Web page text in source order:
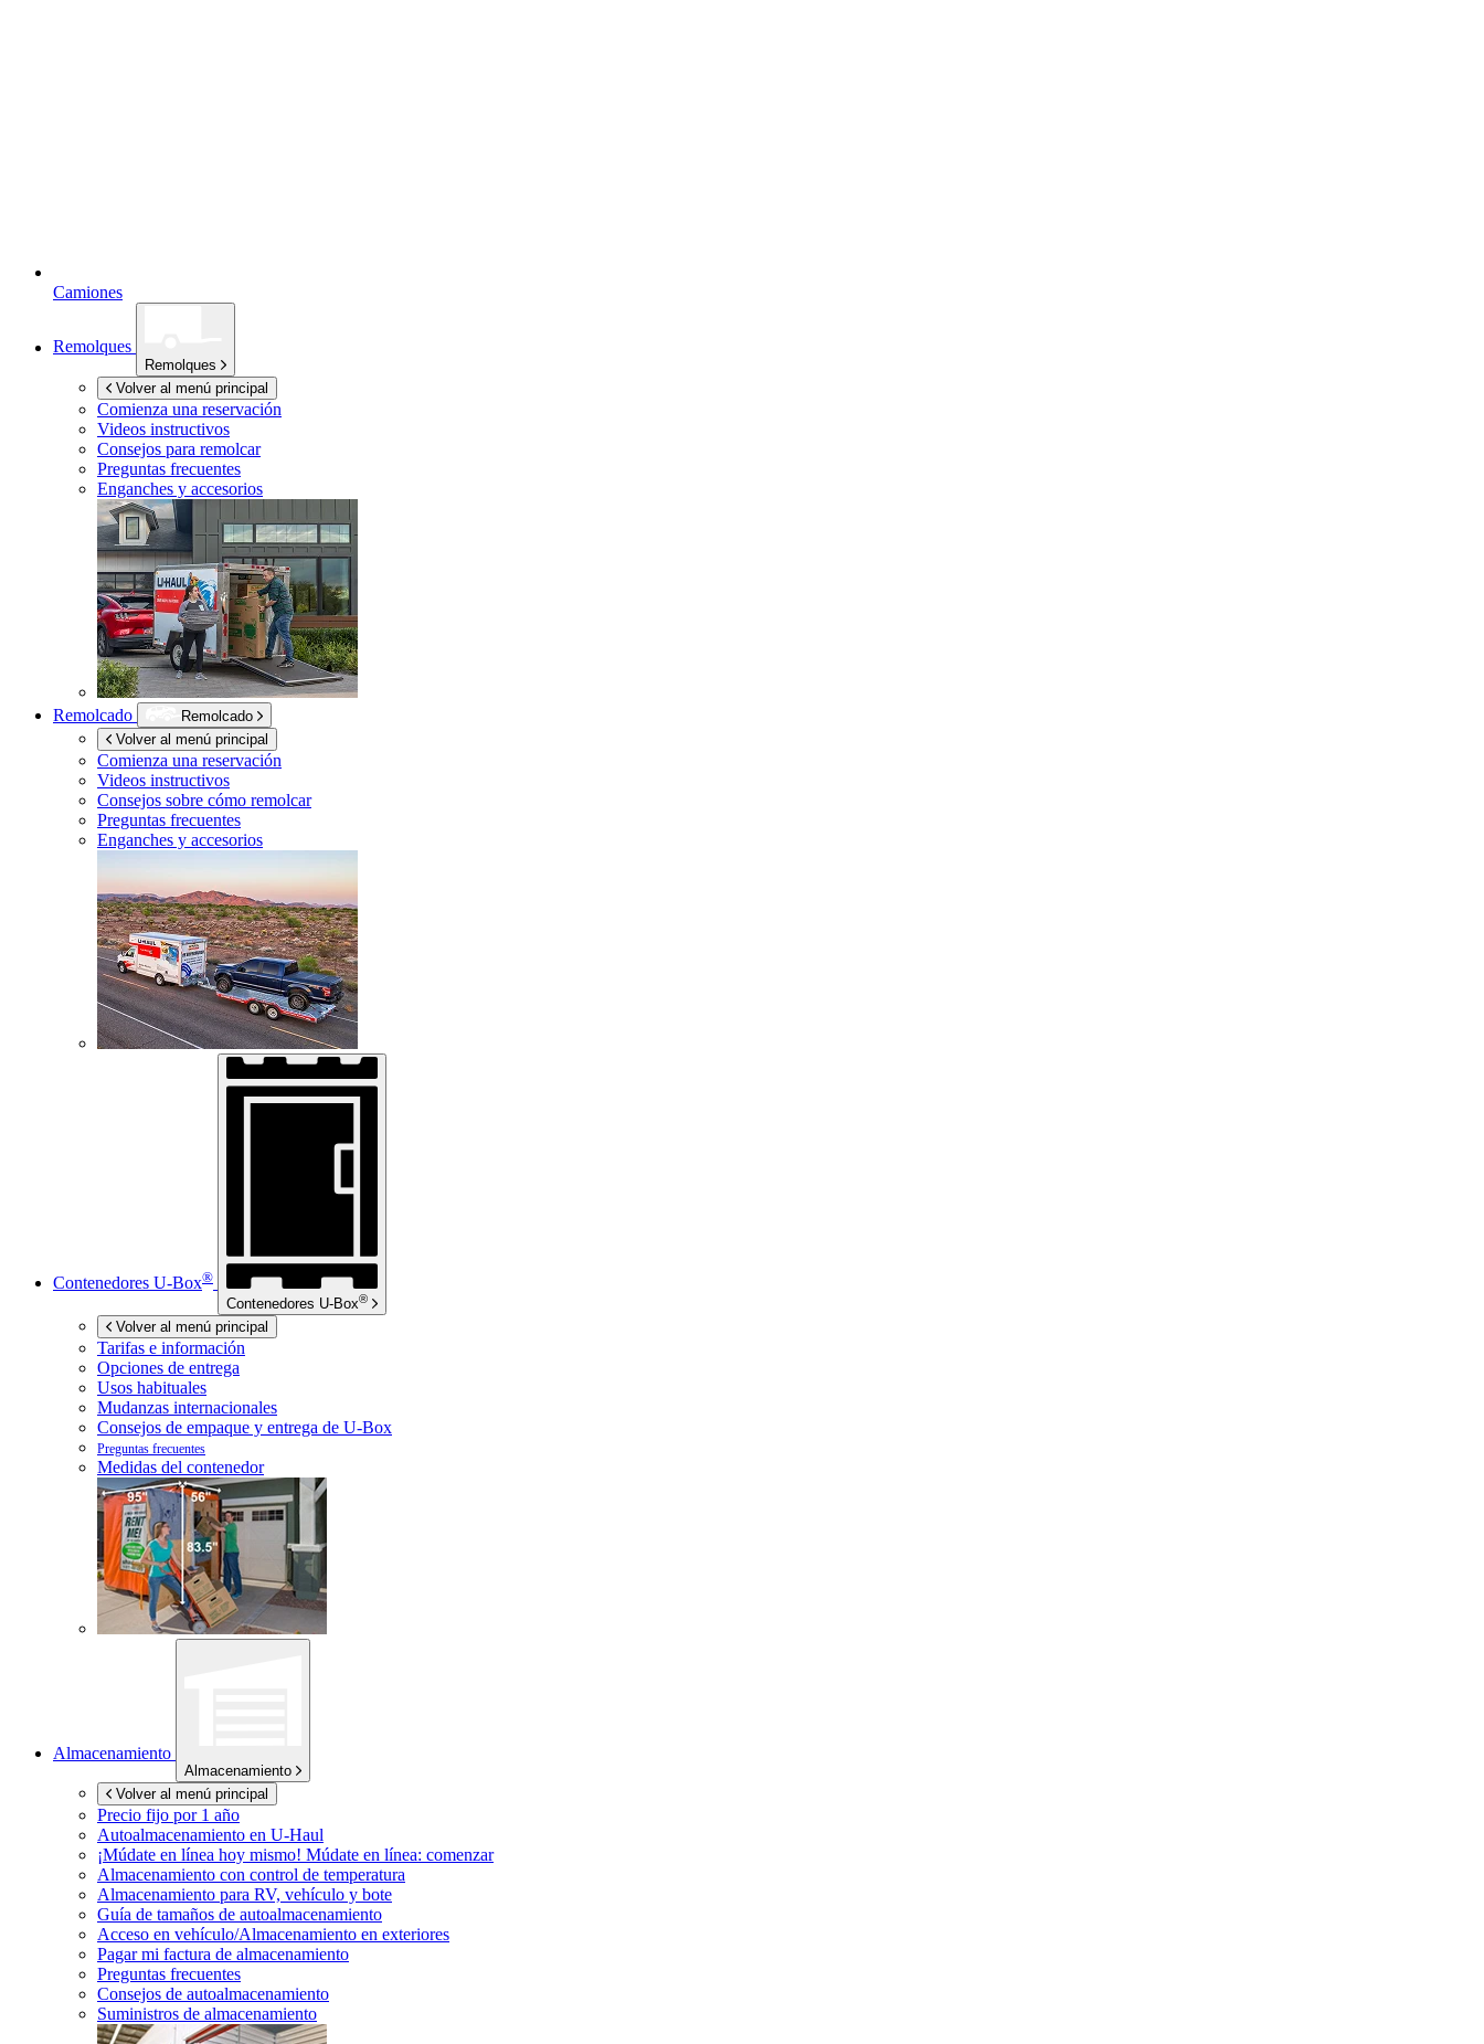
Camiones
Remolques
Remolques
Volver al menú principal
Comienza una reservación
Videos instructivos
Consejos para remolcar
Preguntas frecuentes
Enganches y accesorios
Remolcado
Remolcado
Volver al menú principal
Comienza una reservación
Videos instructivos
Consejos sobre cómo remolcar
Preguntas frecuentes
Enganches y accesorios
Contenedores U-Box®
Contenedores U-Box®
Volver al menú principal
Tarifas e información
Opciones de entrega
Usos habituales
Mudanzas internacionales
Consejos de empaque y entrega de U-Box
Preguntas frecuentes
Medidas del contenedor
Almacenamiento
Almacenamiento
Volver al menú principal
Precio fijo por 1 año
Autoalmacenamiento en U-Haul
¡Múdate en línea hoy mismo! Múdate en línea: comenzar
Almacenamiento con control de temperatura
Almacenamiento para RV, vehículo y bote
Guía de tamaños de autoalmacenamiento
Acceso en vehículo/Almacenamiento en exteriores
Pagar mi factura de almacenamiento
Preguntas frecuentes
Consejos de autoalmacenamiento
Suministros de almacenamiento